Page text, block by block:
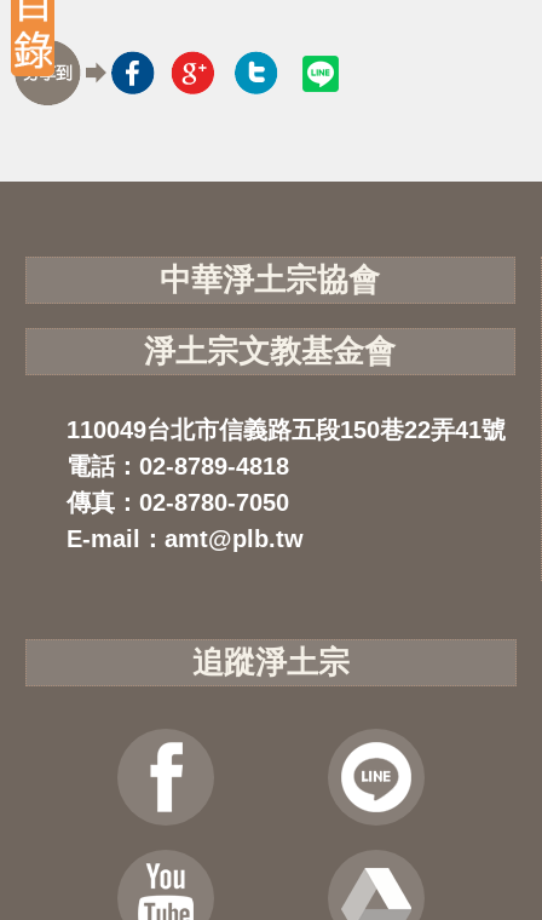
中華淨土宗協會
淨土宗文教基金會
110049台北市信義路五段150巷22弄41號
電話：02-8789-4818
傳真：02-8780-7050
E-mail：amt@plb.tw
追蹤淨土宗